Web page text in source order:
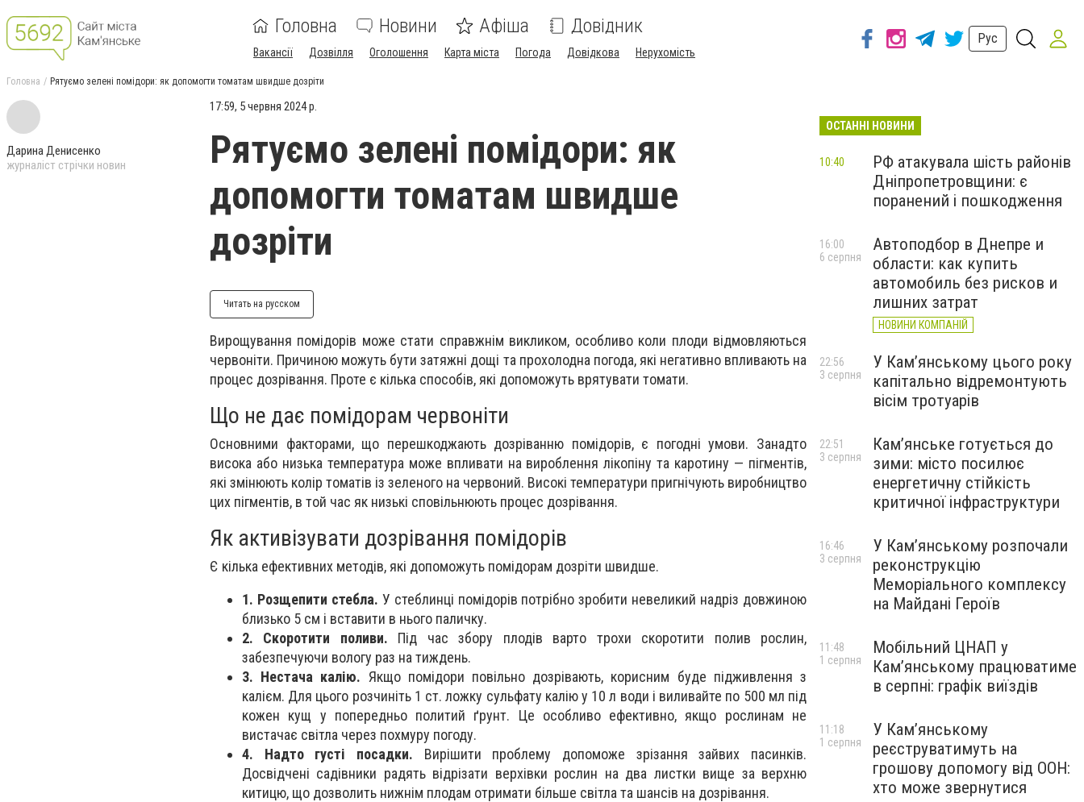
Головна Новини Афіша Довідник
Вакансії Дозвілля Оголошення Карта міста Погода Довідкова Нерухомість
Рус
Головна Рятуємо зелені помідори: як допомогти томатам швидше дозріти
Дарина Денисенко
журналіст стрічки новин
17:59, 5 червня 2024 р.
Рятуємо зелені помідори: як
допомогти томатам швидше
дозріти
Читать на русском
Вирощування помідорів може стати справжнім викликом, особливо коли плоди відмовляються
червоніти. Причиною можуть бути затяжні дощі та прохолодна погода, які негативно впливають на
процес дозрівання. Проте є кілька способів, які допоможуть врятувати томати.
Що не дає помідорам червоніти
Основними факторами, що перешкоджають дозріванню помідорів, є погодні умови. Занадто
висока або низька температура може впливати на вироблення лікопіну та каротину — пігментів,
які змінюють колір томатів із зеленого на червоний. Високі температури пригнічують виробництво
цих пігментів, в той час як низькі сповільнюють процес дозрівання.
Як активізувати дозрівання помідорів
Є кілька ефективних методів, які допоможуть помідорам дозріти швидше.
1. Розщепити стебла. У стеблинці помідорів потрібно зробити невеликий надріз довжиною
близько 5 см і вставити в нього паличку.
2. Скоротити поливи. Під час збору плодів варто трохи скоротити полив рослин,
забезпечуючи вологу раз на тиждень.
3. Нестача калію. Якщо помідори повільно дозрівають, корисним буде підживлення з
калієм. Для цього розчиніть 1 ст. ложку сульфату калію у 10 л води і виливайте по 500 мл під
кожен кущ у попередньо политий ґрунт. Це особливо ефективно, якщо рослинам не
вистачає світла через похмуру погоду.
4. Надто густі посадки. Вирішити проблему допоможе зрізання зайвих пасинків.
Досвідчені садівники радять відрізати верхівки рослин на два листки вище за верхню
китицю, що дозволить нижнім плодам отримати більше світла та шансів на дозрівання.
ОСТАННІ НОВИНИ
РФ атакувала шість районів
Дніпропетровщини: є
поранений і пошкодження
10:40
Автоподбор в Днепре и
области: как купить
автомобиль без рисков и
лишних затрат
НОВИНИ КОМПАНІЙ
16:00
6 серпня
У Кам’янському цього року
капітально відремонтують
вісім тротуарів
22:56
3 серпня
Кам’янське готується до
зими: місто посилює
енергетичну стійкість
критичної інфраструктури
22:51
3 серпня
У Кам’янському розпочали
реконструкцію
Меморіального комплексу
на Майдані Героїв
16:46
3 серпня
Мобільний ЦНАП у
Кам’янському працюватиме
в серпні: графік виїздів
11:48
1 серпня
У Кам’янському
реєструватимуть на
грошову допомогу від ООН:
хто може звернутися
11:18
1 серпня